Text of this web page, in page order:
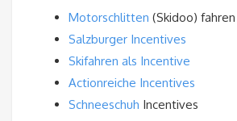
Motorschlitten (Skidoo) fahren
Salzburger Incentives
Skifahren als Incentive
Actionreiche Incentives
Schneeschuh Incentives